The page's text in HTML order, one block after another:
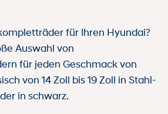
für Ihren Hyundai?
Auswahl von
für jeden Geschmack von
von 14 Zoll bis 19 Zoll in Stahl-
in schwarz.